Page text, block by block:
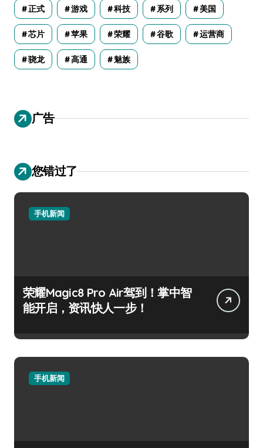
正式 游戏 科技 系列 美国
芯片 苹果 荣耀 谷歌 运营商
骁龙 高通 魅族
广告
您错过了
手机新闻
荣耀Magic8 Pro Air驾到！掌中智
能开启，资讯快人一步！
手机新闻